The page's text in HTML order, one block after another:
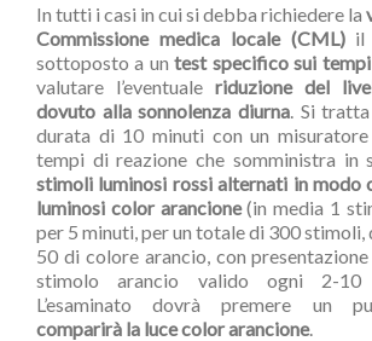
In tutti i casi in cui si debba richiedere la
Commissione medica locale (CML) il
sottoposto a untest specifico sui
valutare l’eventuale riduzione del
dovuto alla sonnolenza diurna. Si
durata di 10 minuti con un
tempi di reazione che somministra in
stimoli luminosi rossi alternati in modo
luminosi color arancione(in media 1
per 5 minuti, per un totale di 300 stimoli,
50 di colore arancio, con
stimolo arancio valido ogni 2-10
L’esaminato dovrà premere un
comparirà la luce color arancione.